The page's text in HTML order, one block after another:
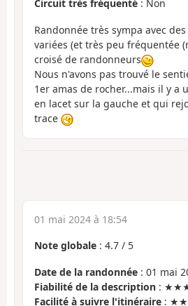
Circuit très fréquenté : Non
Randonnée très sympa avec
variées (et très peu fréquentée
croisé de randonneurs
Nous n'avons pas trouvé le
1er amas de rocher...mais il y a
en lacet sur la gauche et qui
trace
01 mai 2024 à 18:54
Note globale : 4.7 / 5
Date de la randonnée : 01 mai
Fiabilité de la description :
Facilité à suivre l'itinéraire :